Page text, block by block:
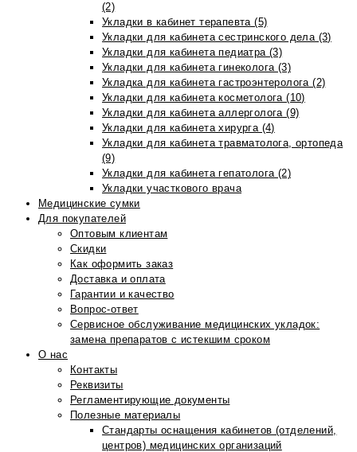
(2)
Укладки в кабинет терапевта (5)
Укладки для кабинета сестринского дела (3)
Укладки для кабинета педиатра (3)
Укладки для кабинета гинеколога (3)
Укладка для кабинета гастроэнтеролога (2)
Укладки для кабинета косметолога (10)
Укладки для кабинета аллерголога (9)
Укладки для кабинета хирурга (4)
Укладки для кабинета травматолога, ортопеда
(9)
Укладки для кабинета гепатолога (2)
Укладки участкового врача
Медицинские сумки
Для покупателей
Оптовым клиентам
Скидки
Как оформить заказ
Доставка и оплата
Гарантии и качество
Вопрос-ответ
Сервисное обслуживание медицинских укладок:
замена препаратов с истекшим сроком
О нас
Контакты
Реквизиты
Регламентирующие документы
Полезные материалы
Стандарты оснащения кабинетов (отделений,
центров) медицинских организаций